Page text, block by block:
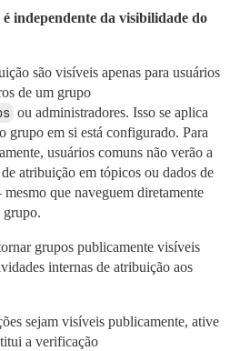
independente da visibilidade do
são visíveis apenas para usuários
de um grupo
ou administradores. Isso se aplica
grupo em si está configurado. Para
usuários comuns não verão a
atribuição em tópicos ou dados de
que naveguem diretamente
grupo.
grupos publicamente visíveis
internas de atribuição aos
sejam visíveis publicamente, ative
a verificação